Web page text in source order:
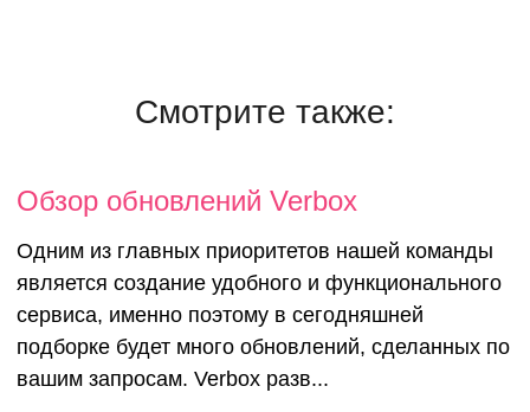
Смотрите также:
Обзор обновлений Verbox
Одним из главных приоритетов нашей команды
является создание удобного и функционального
сервиса, именно поэтому в сегодняшней
подборке будет много обновлений, сделанных по
вашим запросам. Verbox разв...